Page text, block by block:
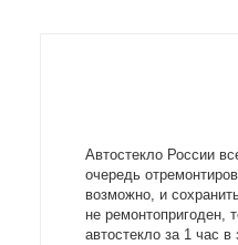
Автостекло России
очередь
возможно, и
не ремонтопригоден,
автостекло за 1 час